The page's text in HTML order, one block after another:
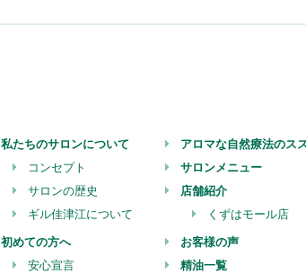
私たちのサロンについて
コンセプト
サロンの歴史
ギル佳津江について
初めての方へ
安心宣言
アロマな自然療法のス
サロンメニュー
店舗紹介
くずはモール店
お客様の声
精油一覧